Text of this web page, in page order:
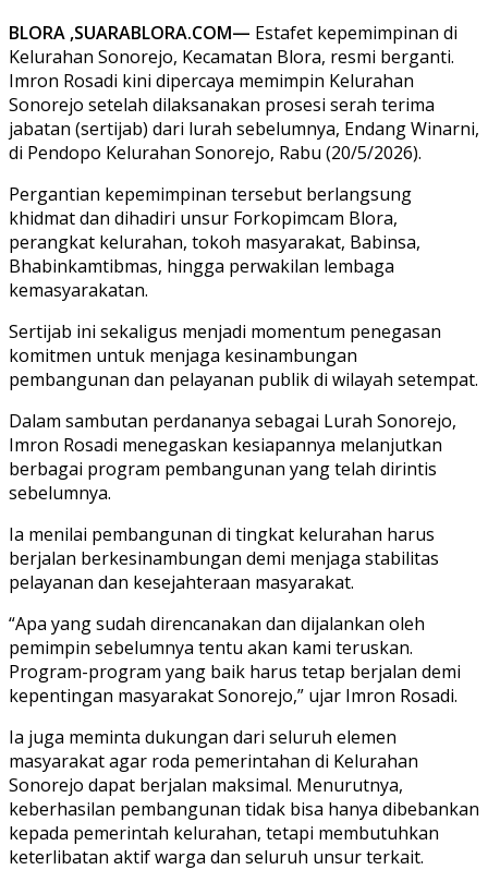
BLORA ,SUARABLORA.COM— Estafet kepemimpinan di
Kelurahan Sonorejo, Kecamatan Blora, resmi berganti.
Imron Rosadi kini dipercaya memimpin Kelurahan
Sonorejo setelah dilaksanakan prosesi serah terima
jabatan (sertijab) dari lurah sebelumnya, Endang Winarni,
di Pendopo Kelurahan Sonorejo, Rabu (20/5/2026).
Pergantian kepemimpinan tersebut berlangsung
khidmat dan dihadiri unsur Forkopimcam Blora,
perangkat kelurahan, tokoh masyarakat, Babinsa,
Bhabinkamtibmas, hingga perwakilan lembaga
kemasyarakatan.
Sertijab ini sekaligus menjadi momentum penegasan
komitmen untuk menjaga kesinambungan
pembangunan dan pelayanan publik di wilayah setempat.
Dalam sambutan perdananya sebagai Lurah Sonorejo,
Imron Rosadi menegaskan kesiapannya melanjutkan
berbagai program pembangunan yang telah dirintis
sebelumnya.
Ia menilai pembangunan di tingkat kelurahan harus
berjalan berkesinambungan demi menjaga stabilitas
pelayanan dan kesejahteraan masyarakat.
“Apa yang sudah direncanakan dan dijalankan oleh
pemimpin sebelumnya tentu akan kami teruskan.
Program-program yang baik harus tetap berjalan demi
kepentingan masyarakat Sonorejo,” ujar Imron Rosadi.
Ia juga meminta dukungan dari seluruh elemen
masyarakat agar roda pemerintahan di Kelurahan
Sonorejo dapat berjalan maksimal. Menurutnya,
keberhasilan pembangunan tidak bisa hanya dibebankan
kepada pemerintah kelurahan, tetapi membutuhkan
keterlibatan aktif warga dan seluruh unsur terkait.